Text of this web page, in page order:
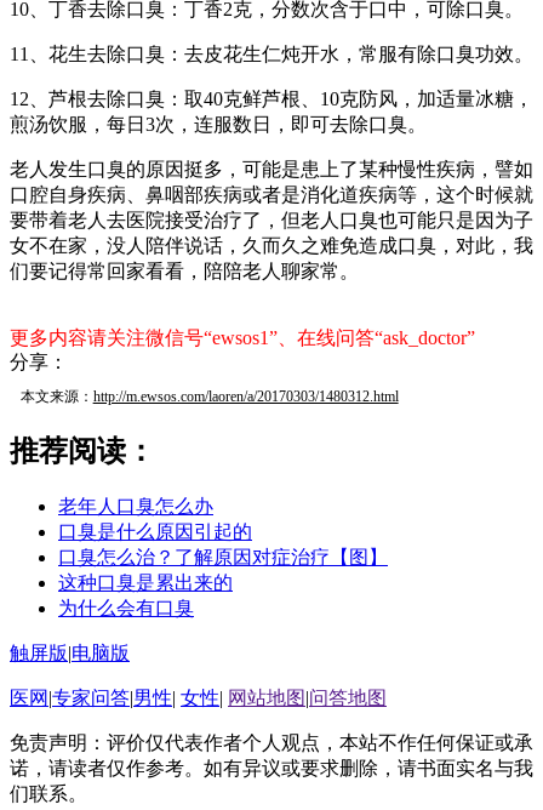
10、丁香去除口臭：丁香2克，分数次含于口中，可除口臭。
11、花生去除口臭：去皮花生仁炖开水，常服有除口臭功效。
12、芦根去除口臭：取40克鲜芦根、10克防风，加适量冰糖，
煎汤饮服，每日3次，连服数日，即可去除口臭。
老人发生口臭的原因挺多，可能是患上了某种慢性疾病，譬如
口腔自身疾病、鼻咽部疾病或者是消化道疾病等，这个时候就
要带着老人去医院接受治疗了，但老人口臭也可能只是因为子
女不在家，没人陪伴说话，久而久之难免造成口臭，对此，我
们要记得常回家看看，陪陪老人聊家常。
更多内容请关注微信号“ewsos1”、在线问答“ask_doctor”
分享：
本文来源： http://m.ewsos.com/laoren/a/20170303/1480312.html
推荐阅读：
老年人口臭怎么办
口臭是什么原因引起的
口臭怎么治？了解原因对症治疗【图】
这种口臭是累出来的
为什么会有口臭
触屏版|电脑版
医网 |专家问答|男性| 女性| 网站地图 |问答地图
免责声明：评价仅代表作者个人观点，本站不作任何保证或承
诺，请读者仅作参考。如有异议或要求删除，请书面实名与我
们联系。